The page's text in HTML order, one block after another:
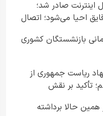
اینترنت صادر شد؛
احیا می‌شود؛ اتصال
۷۵ میلیون تومانی بازنشستگان کشوری
ریاست جمهوری از
تأکید بر نقش
آگاهی عمومی
همین حالا برداشته